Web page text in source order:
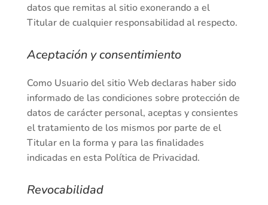
datos que remitas al sitio exonerando a el
Titular de cualquier responsabilidad al respecto.
Aceptación y consentimiento
Como Usuario del sitio Web declaras haber sido
informado de las condiciones sobre protección de
datos de carácter personal, aceptas y consientes
el tratamiento de los mismos por parte de el
Titular en la forma y para las finalidades
indicadas en esta Política de Privacidad.
Revocabilidad